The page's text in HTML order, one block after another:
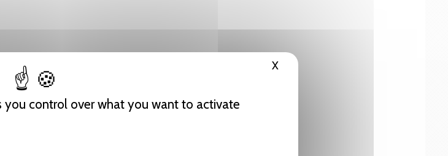
you control over what you want to activate
X Hide cookie banner